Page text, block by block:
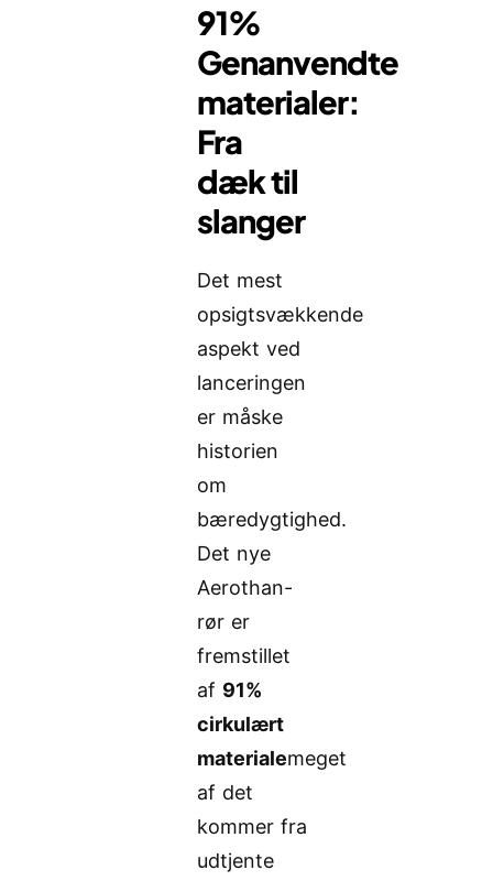
91%
Genanvendte
materialer:
Fra
dæk til
slanger
Det mest
opsigtsvækkende
aspekt ved
lanceringen
er måske
historien
om
bæredygtighed.
Det nye
Aerothan-
rør er
fremstillet
af 91%
cirkulært
materialemeget
af det
kommer fra
udtjente